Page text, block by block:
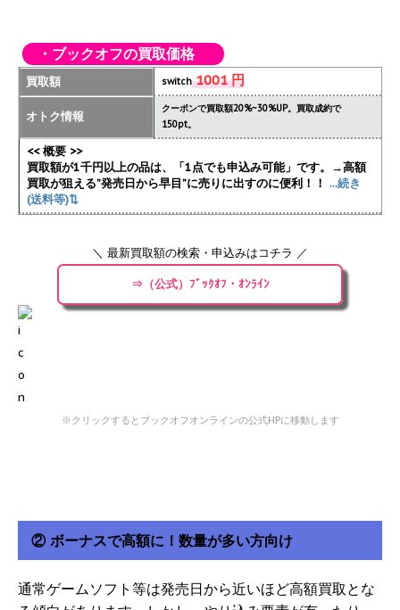
・ブックオフの買取価格
買取額 switch1001 円
オトク情報
クーポンで買取額20%~30%UP。買取成約で
150pt。
<< 概要 >>
買取額が1千円以上の品は、「1点でも申込み可能」です。→高額
買取が狙える”発売日から早目”に売りに出すのに便利！！ ...続き
(送料等)⇅
＼ 最新買取額の検索・申込みはコチラ ／
⇒（公式）ﾌﾞｯｸｵﾌ・ｵﾝﾗｲﾝ
※クリックするとブックオフオンラインの公式HPに移動します
② ボーナスで高額に！数量が多い方向け
通常ゲームソフト等は発売日から近いほど高額買取とな